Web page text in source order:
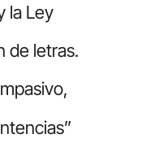
la Ley
de letras.